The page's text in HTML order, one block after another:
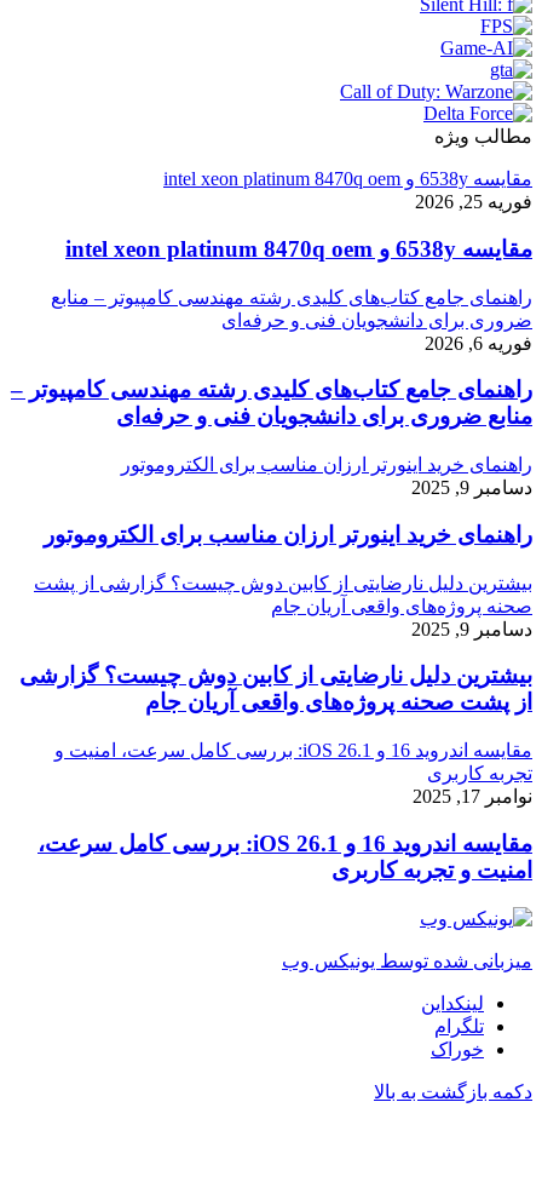
مطالب ویژه
مقایسه 6538y و intel xeon platinum 8470q oem
فوریه 25, 2026
مقایسه 6538y و intel xeon platinum 8470q oem
راهنمای جامع کتاب‌های کلیدی رشته مهندسی کامپیوتر – منابع
ضروری برای دانشجویان فنی و حرفه‌ای
فوریه 6, 2026
راهنمای جامع کتاب‌های کلیدی رشته مهندسی کامپیوتر –
منابع ضروری برای دانشجویان فنی و حرفه‌ای
راهنمای خرید اینورتر ارزان مناسب برای الکتروموتور
دسامبر 9, 2025
راهنمای خرید اینورتر ارزان مناسب برای الکتروموتور
بیشترین دلیل نارضایتی از کابین دوش چیست؟ گزارشی از پشت
صحنه پروژه‌های واقعی آریان جام
دسامبر 9, 2025
بیشترین دلیل نارضایتی از کابین دوش چیست؟ گزارشی
از پشت صحنه پروژه‌های واقعی آریان جام
مقایسه اندروید 16 و iOS 26.1: بررسی کامل سرعت، امنیت و
تجربه کاربری
نوامبر 17, 2025
مقایسه اندروید 16 و iOS 26.1: بررسی کامل سرعت،
امنیت و تجربه کاربری
میزبانی شده توسط یونیکس وب
لینکداین
تلگرام
خوراک
دکمه بازگشت به بالا